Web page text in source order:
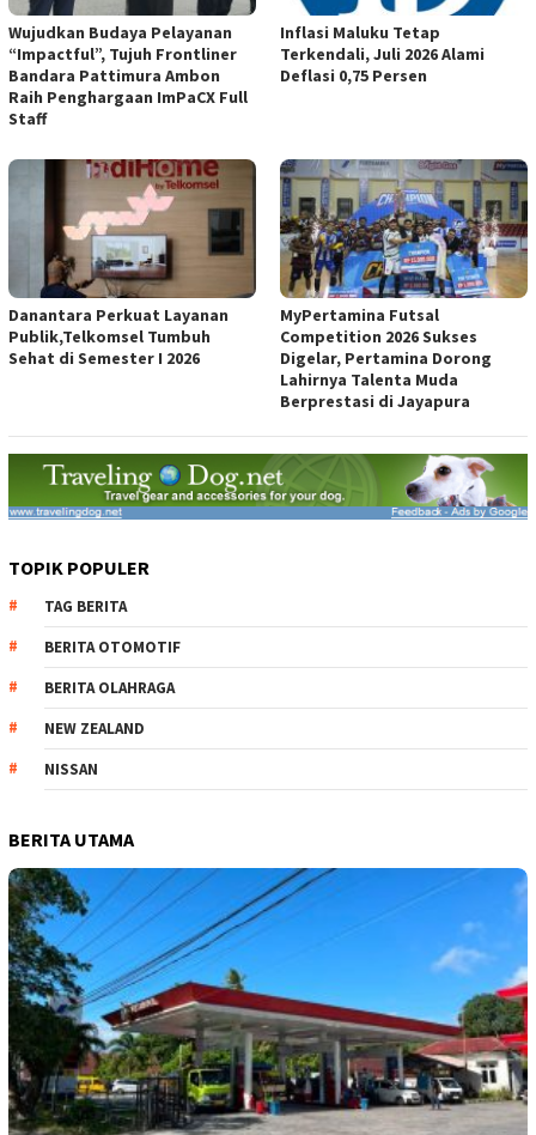
Wujudkan Budaya Pelayanan
“Impactful”, Tujuh Frontliner
Bandara Pattimura Ambon
Raih Penghargaan ImPaCX Full
Staff
Inflasi Maluku Tetap
Terkendali, Juli 2026 Alami
Deflasi 0,75 Persen
Danantara Perkuat Layanan
Publik,Telkomsel Tumbuh
Sehat di Semester I 2026
MyPertamina Futsal
Competition 2026 Sukses
Digelar, Pertamina Dorong
Lahirnya Talenta Muda
Berprestasi di Jayapura
TOPIK POPULER
TAG BERITA
BERITA OTOMOTIF
BERITA OLAHRAGA
NEW ZEALAND
NISSAN
BERITA UTAMA